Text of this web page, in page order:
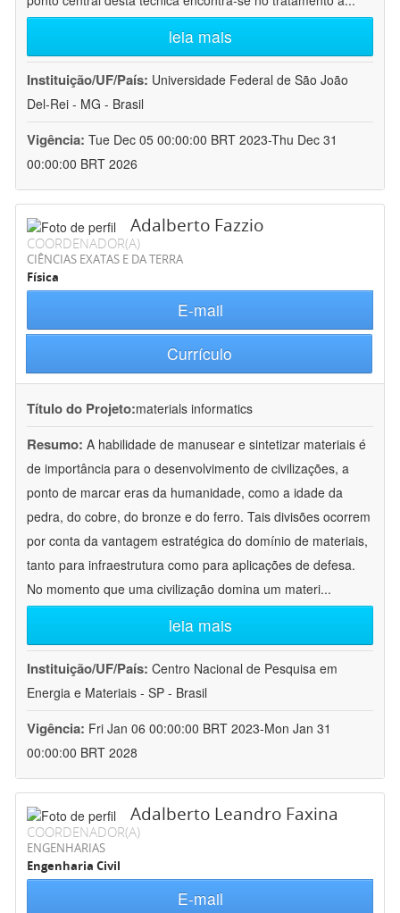
leia mais
Instituição/UF/País: Universidade Federal de São João
Del-Rei - MG - Brasil
Vigência: Tue Dec 05 00:00:00 BRT 2023-Thu Dec 31
00:00:00 BRT 2026
Adalberto Fazzio
COORDENADOR(A)
CIÊNCIAS EXATAS E DA TERRA
Física
E-mail
Currículo
Título do Projeto:materials informatics
Resumo: A habilidade de manusear e sintetizar materiais é
de importância para o desenvolvimento de civilizações, a
ponto de marcar eras da humanidade, como a idade da
pedra, do cobre, do bronze e do ferro. Tais divisões ocorrem
por conta da vantagem estratégica do domínio de materiais,
tanto para infraestrutura como para aplicações de defesa.
No momento que uma civilização domina um materi...
leia mais
Instituição/UF/País: Centro Nacional de Pesquisa em
Energia e Materiais - SP - Brasil
Vigência: Fri Jan 06 00:00:00 BRT 2023-Mon Jan 31
00:00:00 BRT 2028
Adalberto Leandro Faxina
COORDENADOR(A)
ENGENHARIAS
Engenharia Civil
E-mail